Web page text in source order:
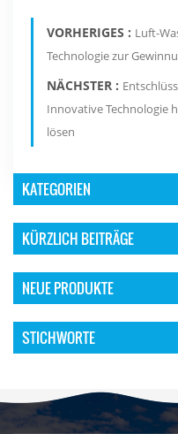
VORHERIGES : Luft-
Technologie zur
NÄCHSTER :
Innovative Technologie
lösen
KATEGORIEN
KÜRZLICH BEITRÄGE
NEUE PRODUKTE
STICHWORTE